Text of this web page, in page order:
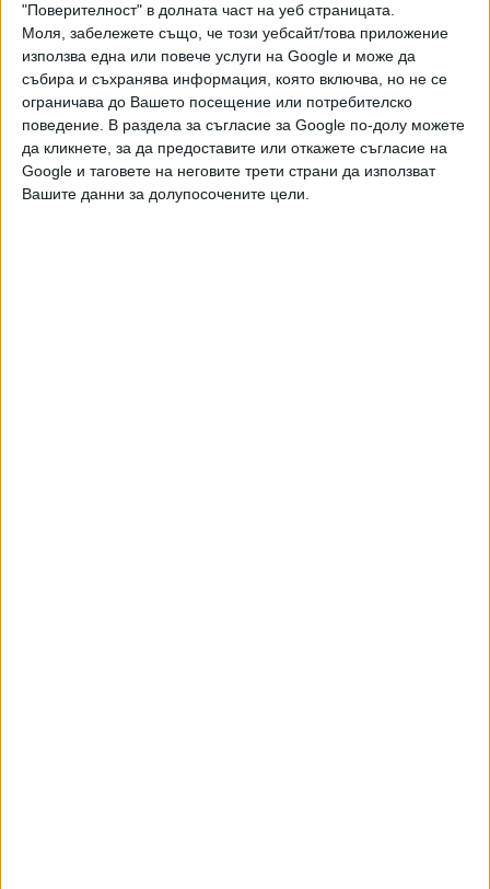
"Поверителност" в долната част на уеб страницата.
Моля, забележете също, че този уебсайт/това приложение
използва една или повече услуги на Google и може да
събира и съхранява информация, която включва, но не се
ограничава до Вашето посещение или потребителско
поведение. В раздела за съгласие за Google по-долу можете
да кликнете, за да предоставите или откажете съгласие на
Google и таговете на неговите трети страни да използват
Вашите данни за долупосочените цели.
пристанището на Ходейда в контролираната от хутите
северна част на Йемен, след като бойци на групата се
качиха на борда му в открито море на 19 ноември.
Екипажът беше от 25 граждани на България, Украйна,
Филипините, Мексико и Румъния, посочи компанията
притежател на плавателния съд "Галакси маритайм"
(Galaxy Maritime).